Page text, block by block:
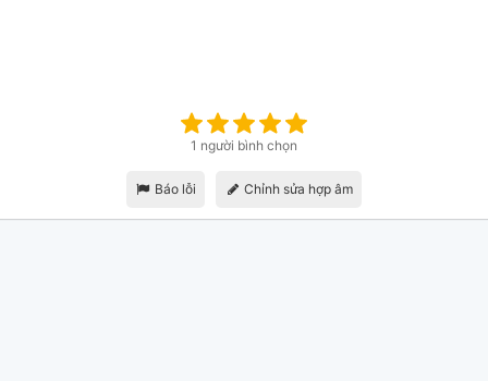
1 người bình chọn
Báo lỗi Chỉnh sửa hợp âm